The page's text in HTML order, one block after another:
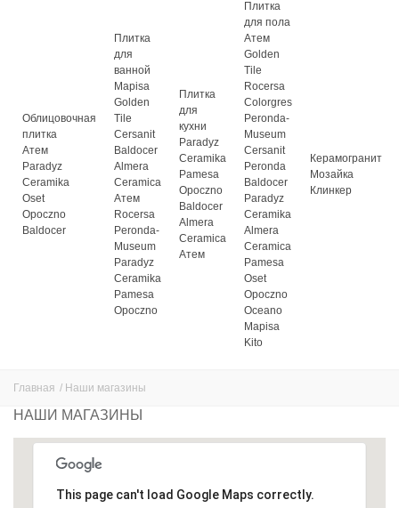
Облицовочная
плитка
Атем
Paradyz
Ceramika
Oset
Opoczno
Baldocer
Плитка
для
ванной
Mapisa
Golden
Tile
Cersanit
Baldocer
Almera
Ceramica
Атем
Rocersa
Peronda-
Museum
Paradyz
Ceramika
Pamesa
Opoczno
Плитка
для
кухни
Paradyz
Ceramika
Pamesa
Opoczno
Baldocer
Almera
Ceramica
Атем
Плитка
для пола
Атем
Golden
Tile
Rocersa
Colorgres
Peronda-
Museum
Cersanit
Peronda
Baldocer
Paradyz
Ceramika
Almera
Ceramica
Pamesa
Oset
Opoczno
Oceano
Mapisa
Kito
Керамогранит
Мозайка
Клинкер
Главная / Наши магазины
НАШИ МАГАЗИНЫ
This page can't load Google Maps correctly.